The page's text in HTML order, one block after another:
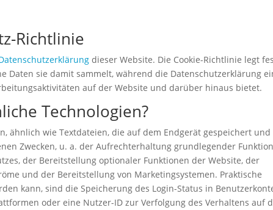
Richtlinie
dieser Website. Die Cookie-Richtlinie legt
Daten sie damit sammelt, während die Datenschutzerklärung
auf der Website und darüber hinaus bietet.
Technologien?
ähnlich wie Textdateien, die auf dem Endgerät gespeichert und
Zwecken, u. a. der Aufrechterhaltung grundlegender
der Bereitstellung optionaler Funktionen der Website, der
und der Bereitstellung von Marketingsystemen. Praktische
kann, sind die Speicherung des Login-Status in
oder eine Nutzer-ID zur Verfolgung des Verhaltens auf